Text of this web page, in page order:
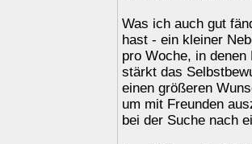
Was ich auch gut
hast - ein kleiner
pro Woche, in
stärkt das
einen größeren
um mit Freunden
bei der Suche nach